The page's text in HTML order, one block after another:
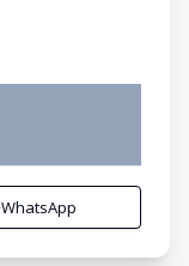
WhatsApp